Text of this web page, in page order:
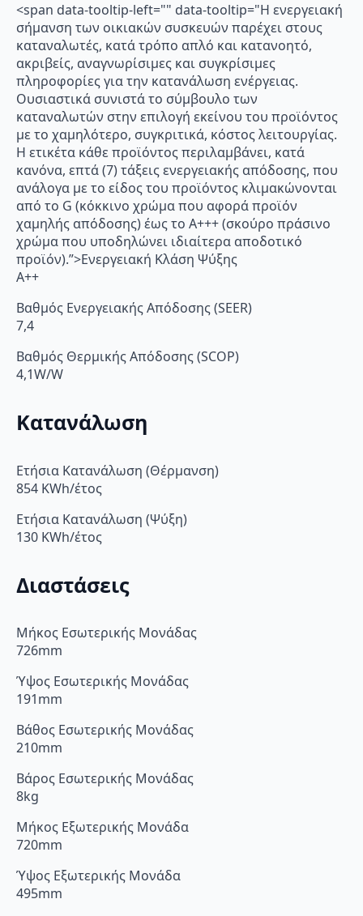
<span data-tooltip-left="" data-tooltip="Η ενεργειακή
σήμανση των οικιακών συσκευών παρέχει στους
καταναλωτές, κατά τρόπο απλό και κατανοητό,
ακριβείς, αναγνωρίσιμες και συγκρίσιμες
πληροφορίες για την κατανάλωση ενέργειας.
Ουσιαστικά συνιστά το σύμβουλο των
καταναλωτών στην επιλογή εκείνου του προϊόντος
με το χαμηλότερο, συγκριτικά, κόστος λειτουργίας.
Η ετικέτα κάθε προϊόντος περιλαμβάνει, κατά
κανόνα, επτά (7) τάξεις ενεργειακής απόδοσης, που
ανάλογα με το είδος του προϊόντος κλιμακώνονται
από το G (κόκκινο χρώμα που αφορά προϊόν
χαμηλής απόδοσης) έως το Α+++ (σκούρο πράσινο
χρώμα που υποδηλώνει ιδιαίτερα αποδοτικό
προϊόν).”>Ενεργειακή Κλάση Ψύξης
A++
Βαθμός Ενεργειακής Απόδοσης (SEER)
7,4
Βαθμός Θερμικής Απόδοσης (SCOP)
4,1W/W
Κατανάλωση
Ετήσια Κατανάλωση (Θέρμανση)
854 KWh/έτος
Ετήσια Κατανάλωση (Ψύξη)
130 KWh/έτος
Διαστάσεις
Μήκος Εσωτερικής Μονάδας
726mm
Ύψος Εσωτερικής Μονάδας
191mm
Βάθος Εσωτερικής Μονάδας
210mm
Βάρος Εσωτερικής Μονάδας
8kg
Μήκος Εξωτερικής Μονάδα
720mm
Ύψος Εξωτερικής Μονάδα
495mm